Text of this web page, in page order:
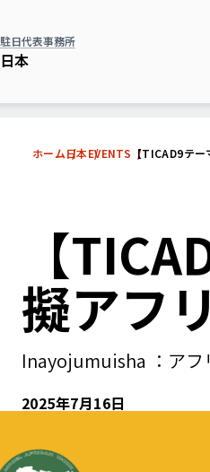
駐日代表事務所
日本
ホーム日本EVENTS 【TICAD9テ
【
擬アフ
Inayojumuisha ：アフ
2025年7月16日